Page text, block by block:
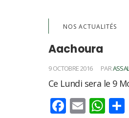
NOS ACTUALITÉS
Aachoura
9 OCTOBRE 2016 PAR
Ce Lundi sera le 9
Facebook
Email